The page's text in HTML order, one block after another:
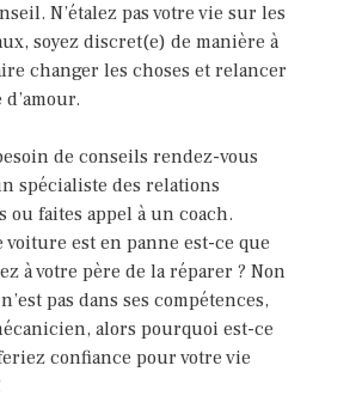
N’étalez pas votre vie sur les
soyez discret(e) de manière à
changer les choses et relancer
de conseils rendez-vous
spécialiste des relations
ou faites appel à un coach.
voiture est en panne est-ce que
à votre père de la réparer ? Non
pas dans ses compétences,
alors pourquoi est-ce
confiance pour votre vie